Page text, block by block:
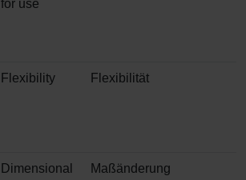
for use
Flexibility Flexibilität
Dimensional
Maßänderung